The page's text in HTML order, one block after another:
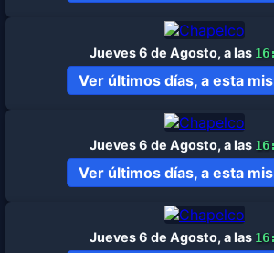
Jueves 6 de Agosto, a las
Ver últimos días, a esta
Jueves 6 de Agosto, a las
Ver últimos días, a esta
Jueves 6 de Agosto, a las